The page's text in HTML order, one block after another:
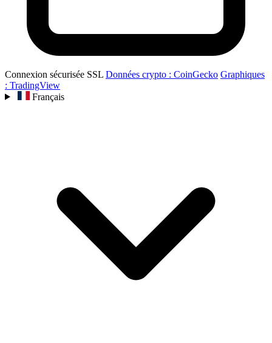
Connexion sécurisée SSL Données crypto : CoinGecko Graphiques
: TradingView
Français